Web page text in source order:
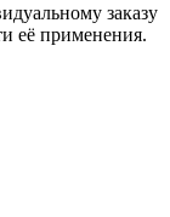
заказу
её применения.